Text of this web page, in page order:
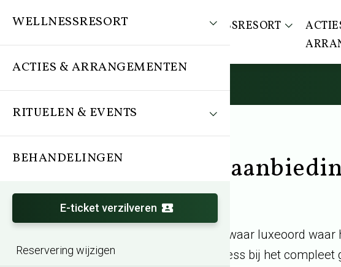
WELLNESSRESORT
WELLNESSRESORT
ACTIES & ARRANGEMENTEN
RITUELEN & EVENTS
BEHANDELINGEN
E-ticket verzilveren
Reservering wijzigen
Sauna
Waan uzelf in een waar luxeoord
een dagje wellness bij het